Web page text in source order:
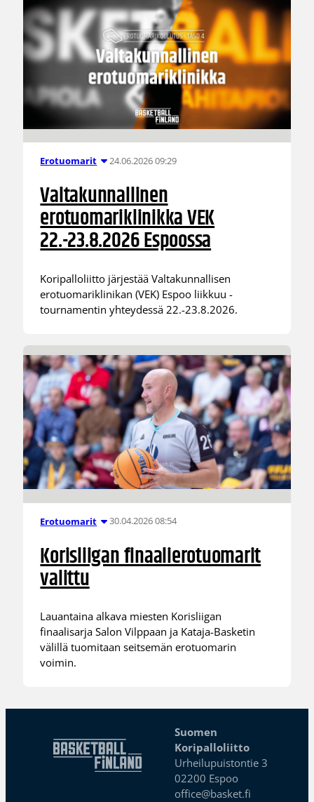
Erotuomarit 24.06.2026 09:29
Valtakunnallinen
erotuomariklinikka VEK
22.-23.8.2026 Espoossa
Koripalloliitto järjestää Valtakunnallisen
erotuomariklinikan (VEK) Espoo liikkuu -
tournamentin yhteydessä 22.-23.8.2026.
Erotuomarit 30.04.2026 08:54
Korisliigan finaalierotuomarit
valittu
Lauantaina alkava miesten Korisliigan
finaalisarja Salon Vilppaan ja Kataja-Basketin
välillä tuomitaan seitsemän erotuomarin
voimin.
Suomen
Koripalloliitto
Urheilupuistontie 3
02200 Espoo
office@basket.fi